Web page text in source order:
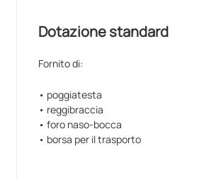
Dotazione standard
Fornito di:
• poggiatesta
• reggibraccia
• foro naso-bocca
• borsa per il trasporto